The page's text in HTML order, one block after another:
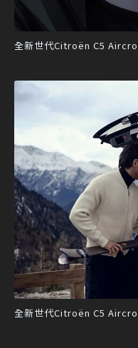
全新世代Citroën C5
全新世代Citroën C5